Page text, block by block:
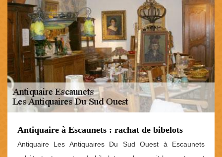
Antiquaire à Escaunets : rachat de bibelots
Antiquaire Les Antiquaires Du Sud Ouest à Escaunets